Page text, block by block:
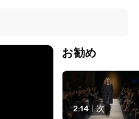
お勧め
2:14 | 次